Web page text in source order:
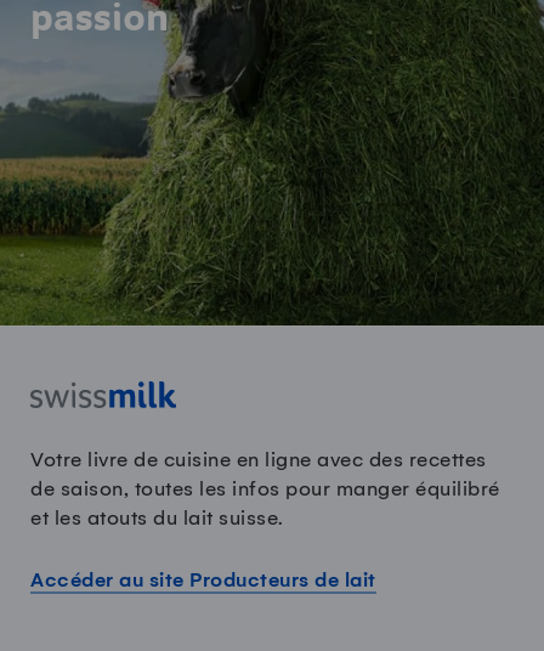
passion
Votre livre de cuisine en ligne avec des recettes
de saison, toutes les infos pour manger équilibré
et les atouts du lait suisse.
Accéder au site Producteurs de lait